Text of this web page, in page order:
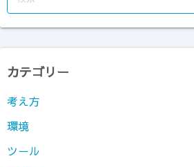
カテゴリー
考え方
環境
ツール